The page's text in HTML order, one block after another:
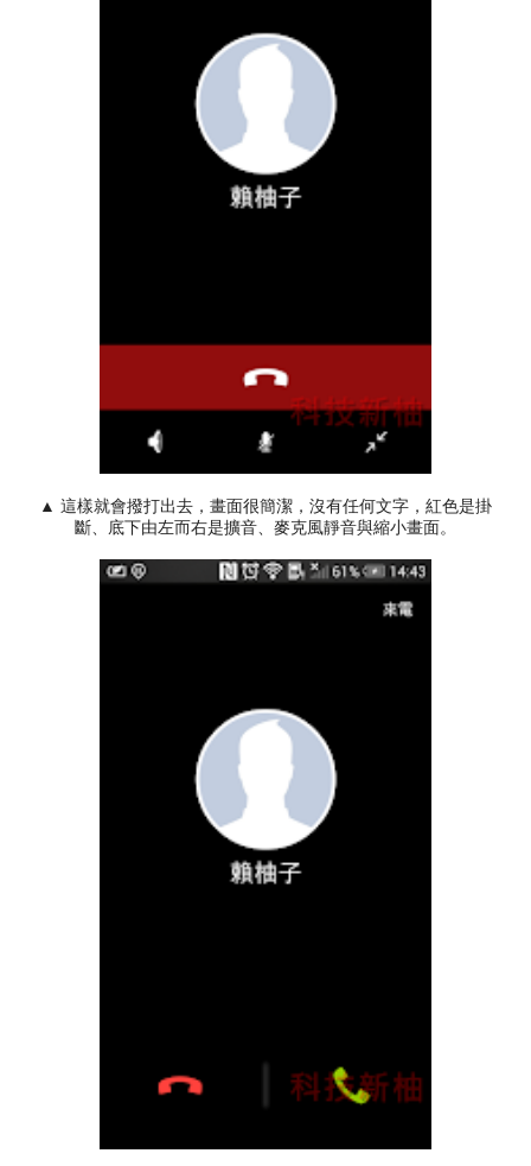
▲ 這樣就會撥打出去，畫面很簡潔，沒有任何文字，紅色是掛
斷、底下由左而右是擴音、麥克風靜音與縮小畫面。